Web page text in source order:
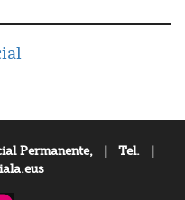
Permanente, | Tel. |